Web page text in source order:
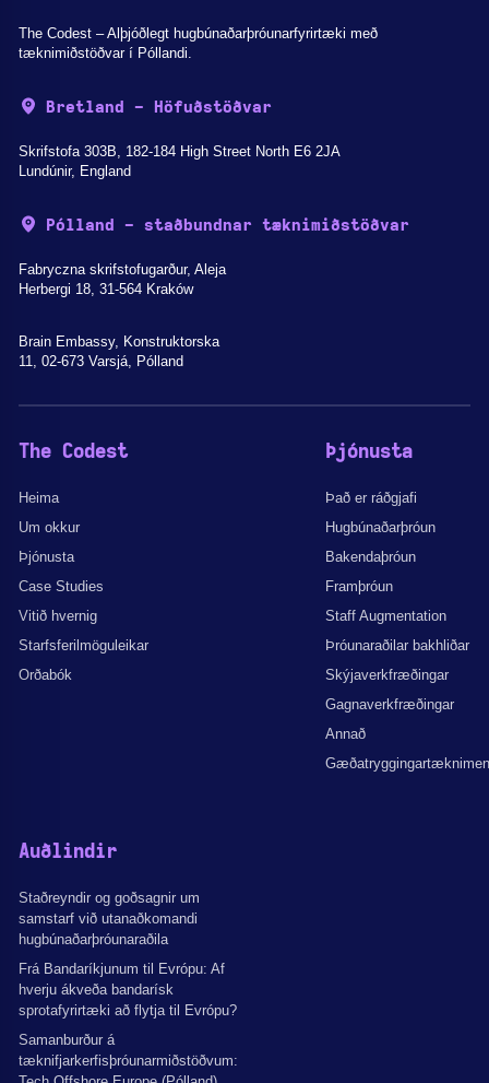
The Codest – Alþjóðlegt hugbúnaðarþróunarfyrirtæki með
tæknimiðstöðvar í Póllandi.
Bretland - Höfuðstöðvar
Skrifstofa 303B, 182-184 High Street North E6 2JA
Lundúnir, England
Pólland - staðbundnar tæknimiðstöðvar
Fabryczna skrifstofugarður, Aleja
Herbergi 18, 31-564 Kraków
Brain Embassy, Konstruktorska
11, 02-673 Varsjá, Pólland
The Codest
Heima
Um okkur
Þjónusta
Case Studies
Vitið hvernig
Starfsferilmöguleikar
Orðabók
Þjónusta
Það er ráðgjafi
Hugbúnaðarþróun
Bakendaþróun
Framþróun
Staff Augmentation
Þróunaraðilar bakhliðar
Skýjaverkfræðingar
Gagnaverkfræðingar
Annað
Auðlindir
Staðreyndir og goðsagnir um
samstarf við utanaðkomandi
hugbúnaðarþróunaraðila
Frá Bandaríkjunum til Evrópu: Af
hverju ákveða bandarísk
sprotafyrirtæki að flytja til Evrópu?
Samanburður á
tæknifjarkerfisþróunarmiðstöðvum: